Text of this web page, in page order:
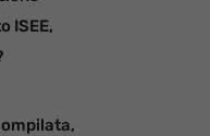
ISEE,